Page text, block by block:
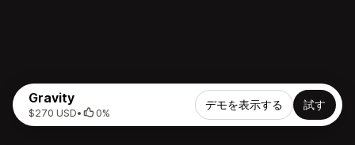
Gravity
$270 USD• 0%
デモを表示する 試す